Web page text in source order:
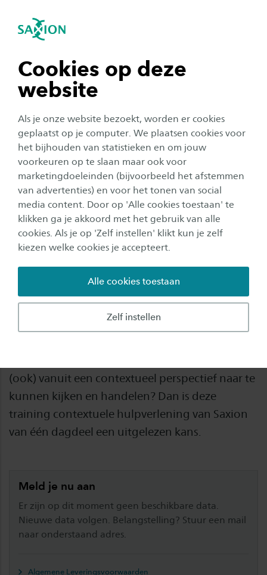
Cookies op deze
website
Als je onze website bezoekt, worden er cookies
geplaatst op je computer. We plaatsen cookies voor
het bijhouden van statistieken en om jouw
voorkeuren op te slaan maar ook voor
marketingdoeleinden (bijvoorbeeld het afstemmen
van advertenties) en voor het tonen van social
media content. Door op 'Alle cookies toestaan' te
klikken ga je akkoord met het gebruik van alle
cookies. Als je op 'Zelf instellen' klikt kun je zelf
kiezen welke cookies je accepteert.
Zelf instellen
Alle cookies toestaan
Navigatie openen
tonen
tonen
tonen
tonen
sluiten
Training Contextuele hulpverlening
Subnavigatie tonen
Training Contextuele
hulpverlening
Ben jij begeleider, sociaal werker, jeugd- en
gezinsprofessional of IAG’er en wil jij je
verdiepen in de contextuele benadering? Ben jij
(ook) vanuit een contextueel perspectief naar te
kunnen kijken en handelen? Dan is deze
training contextuele hulpverlening van Saxion
van één dagdeel een uitgelezen kans.
Meld je nu aan
Er zijn op dit moment geen beschikbare data.
Nieuwe data volgen. Belangstelling? Stuur een mail
naar onderstaand adres.
Algemene Leveringsvoorwaarden